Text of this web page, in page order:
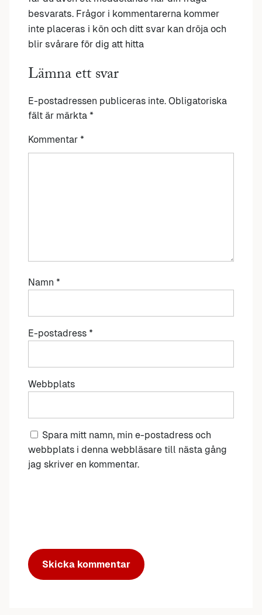
besvarats. Frågor i kommentarerna kommer
inte placeras i kön och ditt svar kan dröja och
blir svårare för dig att hitta
Lämna ett svar
E-postadressen publiceras inte. Obligatoriska
fält är märkta *
Kommentar *
Namn *
E-postadress *
Webbplats
Spara mitt namn, min e-postadress och
webbplats i denna webbläsare till nästa gång
jag skriver en kommentar.